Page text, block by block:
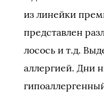
из линейки
представлен
лосось и т.д.
аллергией. Дни